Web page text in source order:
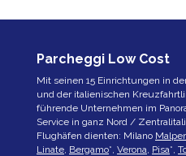
Parcheggi Low Cost
Mit seinen 15 Einrichtungen in
und der italienischen
führende Unternehmen im
Service in ganz Nord /
Flughäfen dienten: Milano
Linate, Bergamo*, Verona, Pisa*,